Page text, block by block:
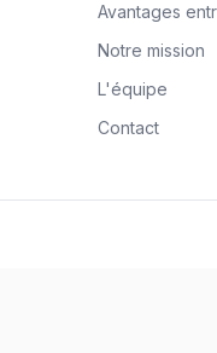
Avantages
Notre mission
L'équipe
Contact